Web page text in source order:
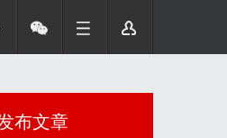
布文章